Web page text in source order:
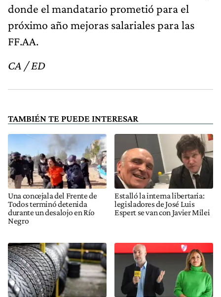
donde el mandatario prometió para el
próximo año mejoras salariales para las
FF.AA.
CA / ED
TAMBIÉN TE PUEDE INTERESAR
Una concejala del Frente de
Todos terminó detenida
durante un desalojo en Río
Negro
Estalló la interna libertaria:
legisladores de José Luis
Espert se van con Javier Milei